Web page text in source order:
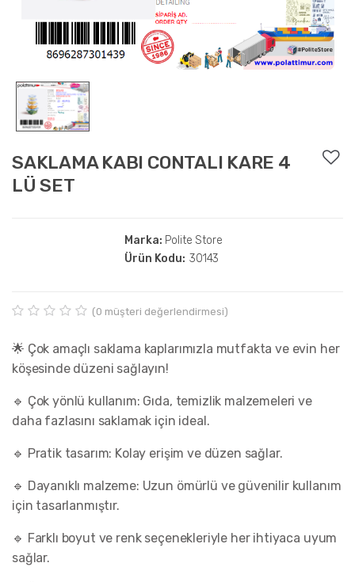
SAKLAMA KABI CONTALI KARE 4
LÜ SET
Marka: Polite Store
Ürün Kodu: 30143
e
ğ
e
e
n
r
e
5
.
0
o
u
(0 müşteri değerlendirmesi)
🌟 Çok amaçlı saklama kaplarımızla mutfakta ve evin her
köşesinde düzeni sağlayın!
🔹 Çok yönlü kullanım: Gıda, temizlik malzemeleri ve
daha fazlasını saklamak için ideal.
🔹 Pratik tasarım: Kolay erişim ve düzen sağlar.
🔹 Dayanıklı malzeme: Uzun ömürlü ve güvenilir kullanım
için tasarlanmıştır.
🔹 Farklı boyut ve renk seçenekleriyle her ihtiyaca uyum
sağlar.